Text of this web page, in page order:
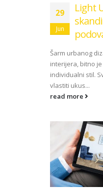
29
Jun
Light
Šarm urbanog
interijera, bitno
individualni stil.
vlastiti ukus...
read more